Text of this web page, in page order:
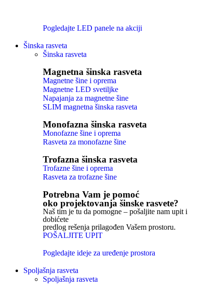
Pogledajte LED panele na akciji
Šinska rasveta
Šinska rasveta
Magnetna šinska rasveta
Magnetne šine i oprema
Magnetne LED svetiljke
Napajanja za magnetne šine
SLIM magnetna šinska rasveta
Monofazna šinska rasveta
Monofazne šine i oprema
Rasveta za monofazne šine
Trofazna šinska rasveta
Trofazne šine i oprema
Rasveta za trofazne šine
Potrebna Vam je pomoć
oko projektovanja šinske rasvete?
Naš tim je tu da pomogne – pošaljite nam upit i
dobićete
predlog rešenja prilagođen Vašem prostoru.
POŠALJITE UPIT
Pogledajte ideje za uređenje prostora
Spoljašnja rasveta
Spoljašnja rasveta